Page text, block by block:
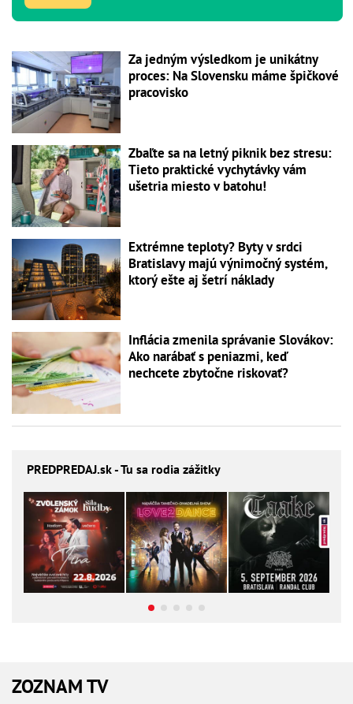
Za jedným výsledkom je unikátny
proces: Na Slovensku máme špičkové
pracovisko
Zbaľte sa na letný piknik bez stresu:
Tieto praktické vychytávky vám
ušetria miesto v batohu!
Extrémne teploty? Byty v srdci
Bratislavy majú výnimočný systém,
ktorý ešte aj šetrí náklady
Inflácia zmenila správanie Slovákov:
Ako narábať s peniazmi, keď
nechcete zbytočne riskovať?
PREDPREDAJ.sk - Tu sa rodia zážitky
ZOZNAM TV